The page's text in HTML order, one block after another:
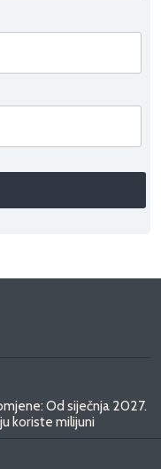
Od siječnja 2027.
koriste milijuni